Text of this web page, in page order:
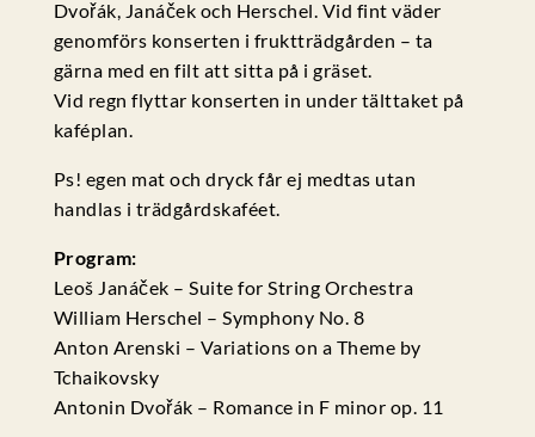
Dvořák, Janáček och Herschel. Vid fint väder
genomförs konserten i fruktträdgården – ta
gärna med en filt att sitta på i gräset.
Vid regn flyttar konserten in under tälttaket på
kaféplan.
Ps! egen mat och dryck får ej medtas utan
handlas i trädgårdskaféet.
Program:
Leoš Janáček – Suite for String Orchestra
William Herschel – Symphony No. 8
Anton Arenski – Variations on a Theme by
Tchaikovsky
Antonin Dvořák – Romance in F minor op. 11